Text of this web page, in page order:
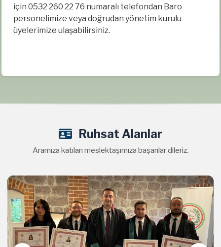
için 0532 260 22 76 numaralı telefondan Baro
personelimize veya doğrudan yönetim kurulu
üyelerimize ulaşabilirsiniz.
Ruhsat Alanlar
Aramıza katılan meslektaşımıza başarılar dileriz.